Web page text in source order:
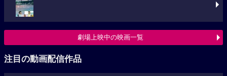
劇場上映中の映画一覧
注目の動画配信作品